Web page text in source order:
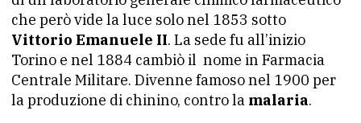
che però vide la luce solo nel 1853 sotto
Vittorio Emanuele II. La sede fu all’inizio
Torino e nel 1884 cambiò il nome in Farmacia
Centrale Militare. Divenne famoso nel 1900 per
la produzione di chinino, contro la malaria.